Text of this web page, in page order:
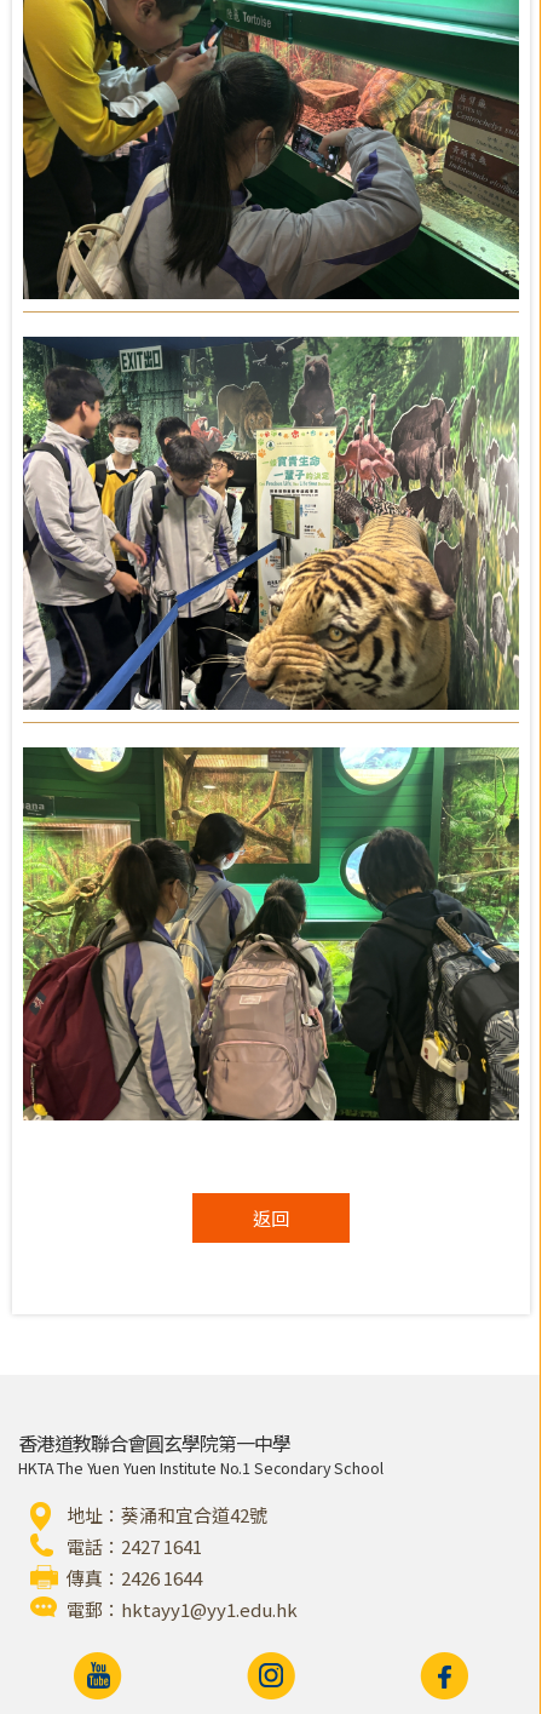
返回
香港道教聯合會圓玄學院第一中學
HKTA The Yuen Yuen Institute No.1 Secondary School
地址：葵涌和宜合道42號
電話：2427 1641
傳真：2426 1644
電郵： hktayy1@yy1.edu.hk